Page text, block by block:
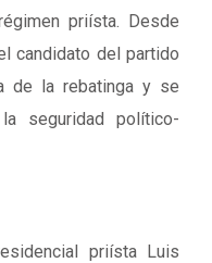
priísta. Desde
candidato del partido
de la rebatinga y se
seguridad político-
priísta Luis